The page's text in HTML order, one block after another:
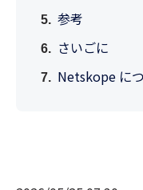
参考
さいごに
Netskope に